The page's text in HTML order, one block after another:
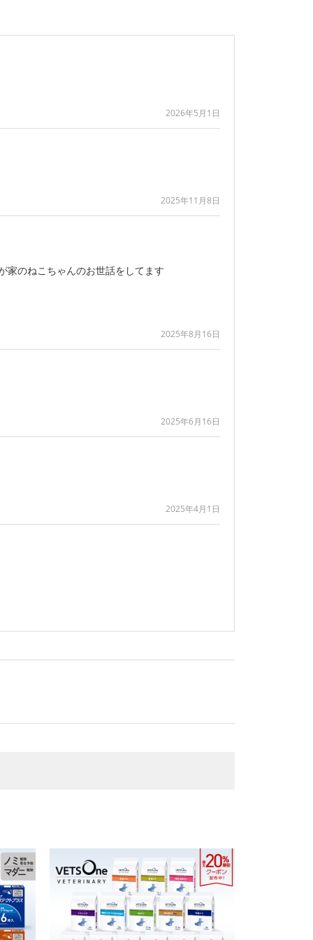
2026年5月1日
2025年11月8日
家のねこちゃんのお世話をしてます
2025年8月16日
2025年6月16日
2025年4月1日